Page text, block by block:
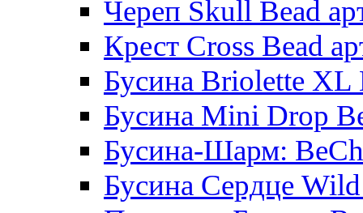
Череп Skull Bead
Крест Cross Bead
Бусина Briolette XL
Бусина Mini Drop
Бусина-Шарм:
Бусина Сердце